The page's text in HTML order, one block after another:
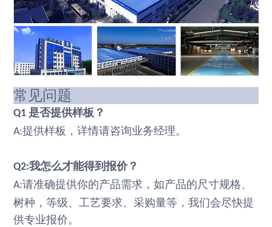
常见问题
Q1 是否提供样板？
A:提供样板，详情请咨询业务经理。
Q2:我怎么才能得到报价？
A:请准确提供你的产品需求，如产品的尺寸规格、
树种，等级、工艺要求、采购量等，我们会尽快提
供专业报价。